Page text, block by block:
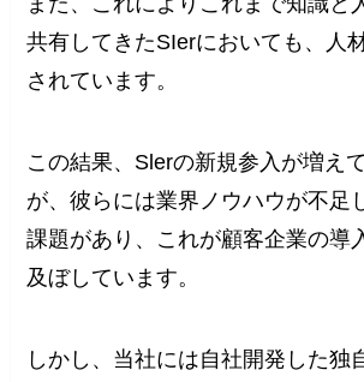
共有してきたSIerにおいても、人
されています。
この結果、Slerの新規参入が増え
が、彼らには業界ノウハウが不足
課題があり、これが顧客企業の導
及ぼしています。
しかし、当社には自社開発した独